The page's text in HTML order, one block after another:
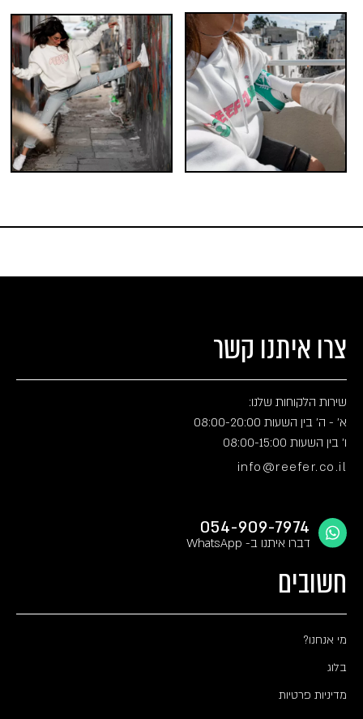
5
10
הוסף לעגלה
צרו איתנו קשר
שירות הלקוחות שלנו:
א' - ה' בין השעות 08:00-20:00
ו' בין השעות 08:00-15:00
info@reefer.co.il
054-909-7974
דברו איתנו ב- WhatsApp
חשובים
מי אנחנו?
בלוג
מדיניות פרטיות